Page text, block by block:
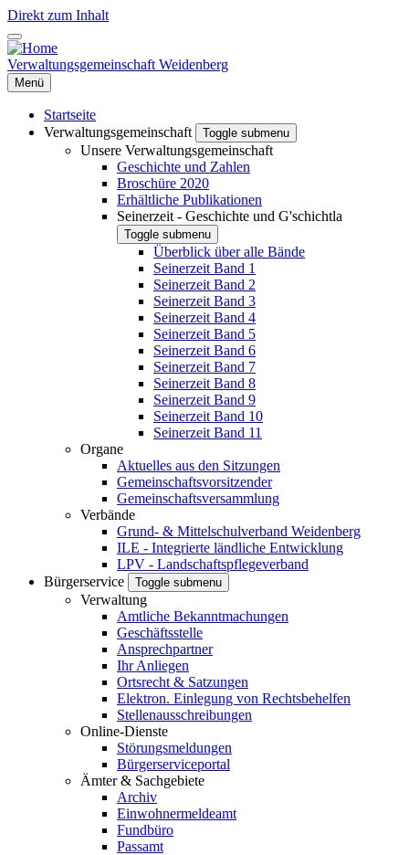
Direkt zum Inhalt
Verwaltungsgemeinschaft Weidenberg
Menü
Startseite
Verwaltungsgemeinschaft
Toggle submenu
Unsere Verwaltungsgemeinschaft
Geschichte und Zahlen
Broschüre 2020
Erhältliche Publikationen
Seinerzeit - Geschichte und G'schichtla
Toggle submenu
Überblick über alle Bände
Seinerzeit Band 1
Seinerzeit Band 2
Seinerzeit Band 3
Seinerzeit Band 4
Seinerzeit Band 5
Seinerzeit Band 6
Seinerzeit Band 7
Seinerzeit Band 8
Seinerzeit Band 9
Seinerzeit Band 10
Seinerzeit Band 11
Organe
Aktuelles aus den Sitzungen
Gemeinschaftsvorsitzender
Gemeinschaftsversammlung
Verbände
Grund- & Mittelschulverband Weidenberg
ILE - Integrierte ländliche Entwicklung
LPV - Landschaftspflegeverband
Bürgerservice
Toggle submenu
Verwaltung
Amtliche Bekanntmachungen
Geschäftsstelle
Ansprechpartner
Ihr Anliegen
Ortsrecht & Satzungen
Elektron. Einlegung von Rechtsbehelfen
Stellenausschreibungen
Online-Dienste
Störungsmeldungen
Bürgerserviceportal
Ämter & Sachgebiete
Archiv
Einwohnermeldeamt
Fundbüro
Passamt